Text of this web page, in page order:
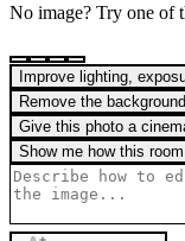
No image? Try one of
Improve lighting,
Remove the
Give this photo a
Show me how this